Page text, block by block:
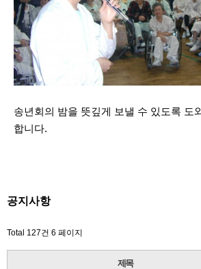
송년회의 밤을 뜻깊게 보낼 수 있도록 도
합니다.
공지사항
Total 127건 6 페이지
제목